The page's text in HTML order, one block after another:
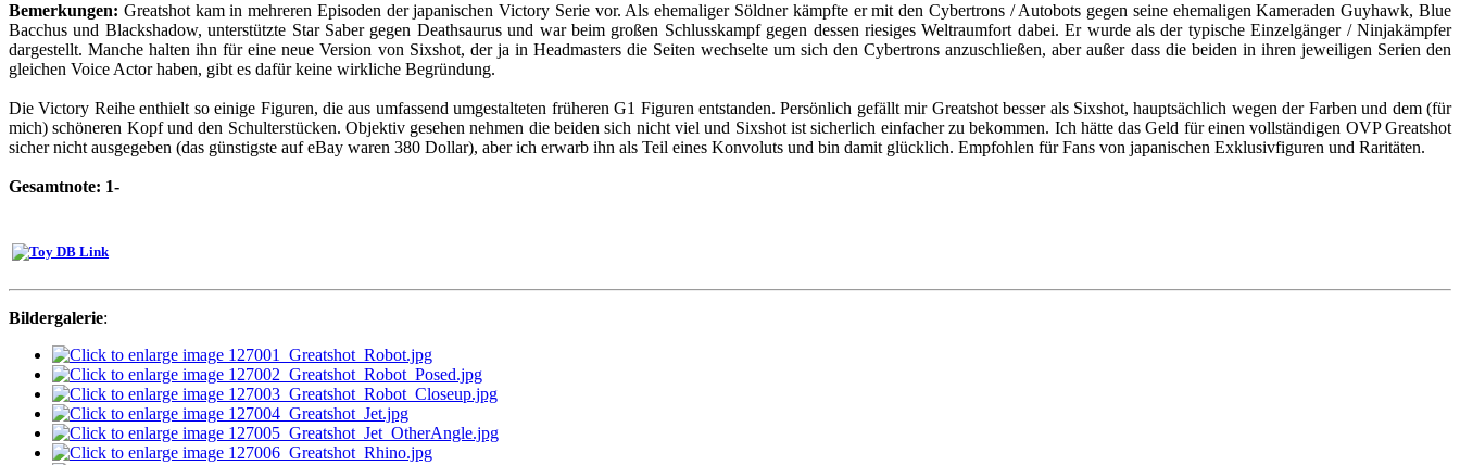
Bemerkungen: Greatshot kam in mehreren Episoden der japanischen Victory Serie vor. Als ehemaliger Söldner kämpfte er mit den Cybertrons / Autobots gegen seine ehemaligen Kameraden Guyhawk, Blue
Bacchus und Blackshadow, unterstützte Star Saber gegen Deathsaurus und war beim großen Schlusskampf gegen dessen riesiges Weltraumfort dabei. Er wurde als der typische Einzelgänger / Ninjakämpfer
dargestellt. Manche halten ihn für eine neue Version von Sixshot, der ja in Headmasters die Seiten wechselte um sich den Cybertrons anzuschließen, aber außer dass die beiden in ihren jeweiligen Serien den
gleichen Voice Actor haben, gibt es dafür keine wirkliche Begründung.
Die Victory Reihe enthielt so einige Figuren, die aus umfassend umgestalteten früheren G1 Figuren entstanden. Persönlich gefällt mir Greatshot besser als Sixshot, hauptsächlich wegen der Farben und dem (für
mich) schöneren Kopf und den Schulterstücken. Objektiv gesehen nehmen die beiden sich nicht viel und Sixshot ist sicherlich einfacher zu bekommen. Ich hätte das Geld für einen vollständigen OVP Greatshot
sicher nicht ausgegeben (das günstigste auf eBay waren 380 Dollar), aber ich erwarb ihn als Teil eines Konvoluts und bin damit glücklich. Empfohlen für Fans von japanischen Exklusivfiguren und Raritäten.
Gesamtnote: 1-
Bildergalerie: